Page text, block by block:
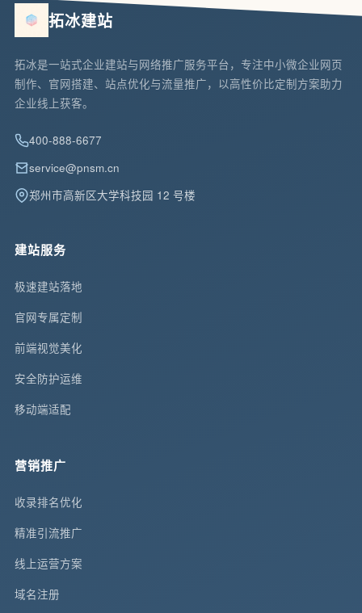
拓冰建站
拓冰是一站式企业建站与网络推广服务平台，专注中小微企业网页
制作、官网搭建、站点优化与流量推广，以高性价比定制方案助力
企业线上获客。
400-888-6677
service@pnsm.cn
郑州市高新区大学科技园 12 号楼
建站服务
极速建站落地
官网专属定制
前端视觉美化
安全防护运维
移动端适配
营销推广
收录排名优化
精准引流推广
线上运营方案
域名注册